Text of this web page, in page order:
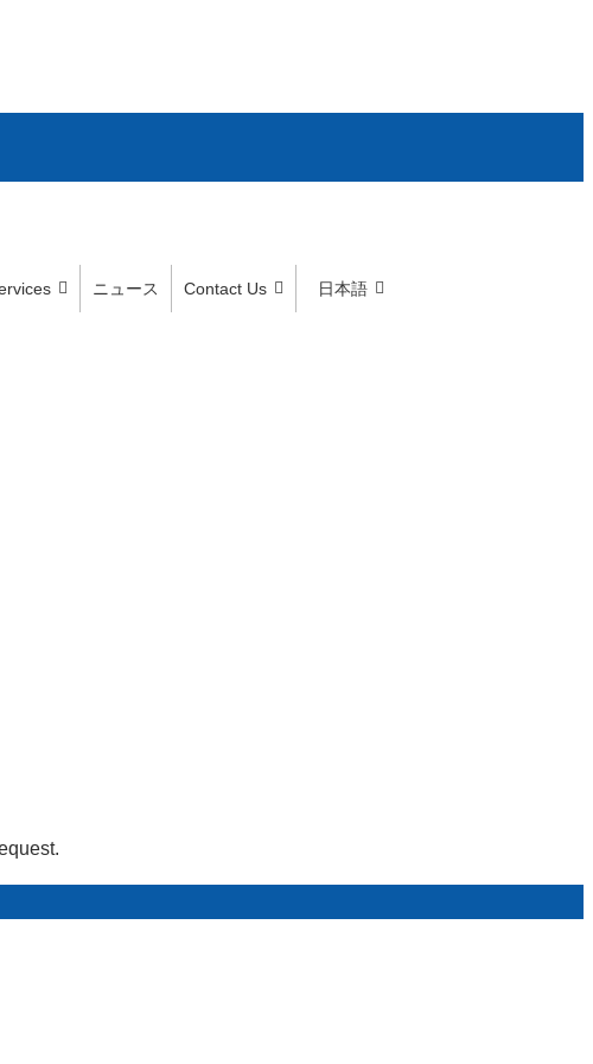
ニュース Contact Us
日本語